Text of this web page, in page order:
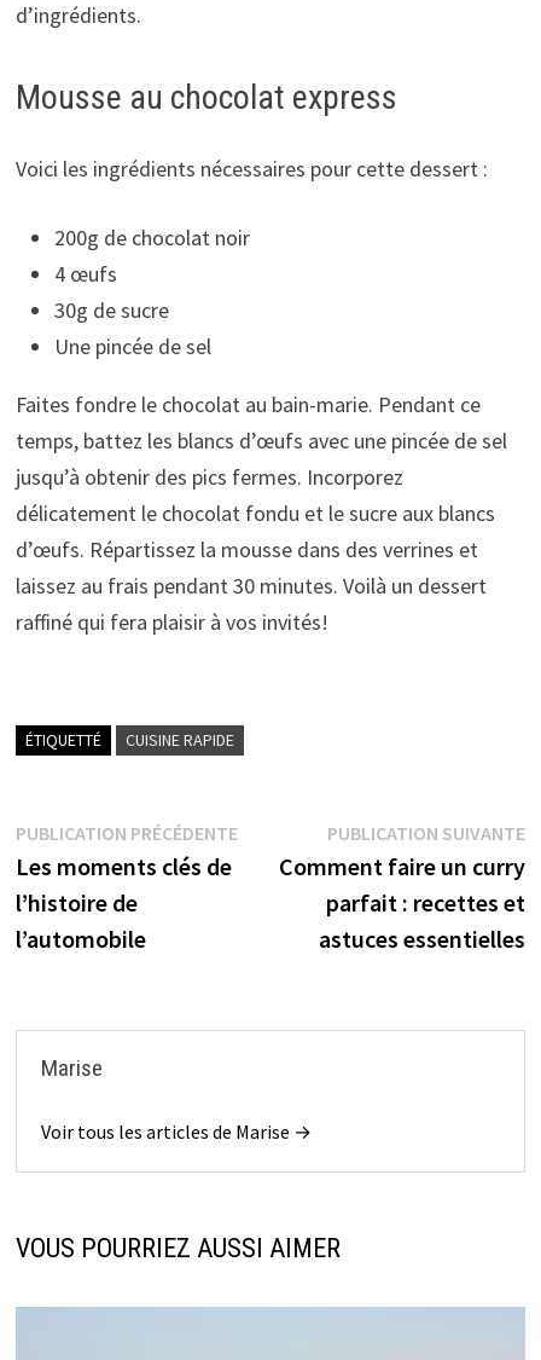
d’ingrédients.
Mousse au chocolat express
Voici les ingrédients nécessaires pour cette dessert :
200g de chocolat noir
4 œufs
30g de sucre
Une pincée de sel
Faites fondre le chocolat au bain-marie. Pendant ce
temps, battez les blancs d’œufs avec une pincée de sel
jusqu’à obtenir des pics fermes. Incorporez
délicatement le chocolat fondu et le sucre aux blancs
d’œufs. Répartissez la mousse dans des verrines et
laissez au frais pendant 30 minutes. Voilà un dessert
raffiné qui fera plaisir à vos invités!
ÉTIQUETTÉ CUISINE RAPIDE
Navigation
de
l’article
PUBLICATION PRÉCÉDENTEPublication
précédente :
Les moments clés de
l’histoire de
l’automobile
PUBLICATION SUIVANTE
Comment faire un curry
parfait : recettes et
astuces essentielles
Marise
Voir tous les articles de Marise →
VOUS POURRIEZ AUSSI AIMER